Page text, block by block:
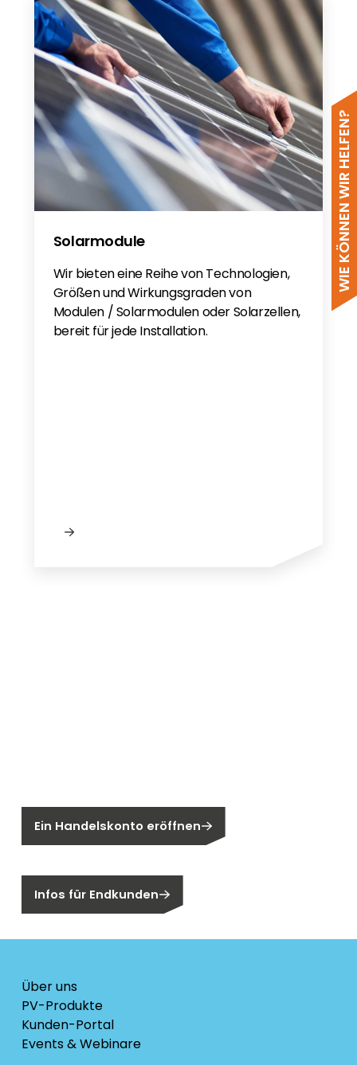
WIE KÖNNEN WIR HELFEN?
Solarmodule
Wir bieten eine Reihe von Technologien,
Größen und Wirkungsgraden von
Modulen / Solarmodulen oder Solarzellen,
bereit für jede Installation.
Ein Handelskonto eröffnen
Infos für Endkunden
Über uns
PV-Produkte
Kunden-Portal
Events & Webinare